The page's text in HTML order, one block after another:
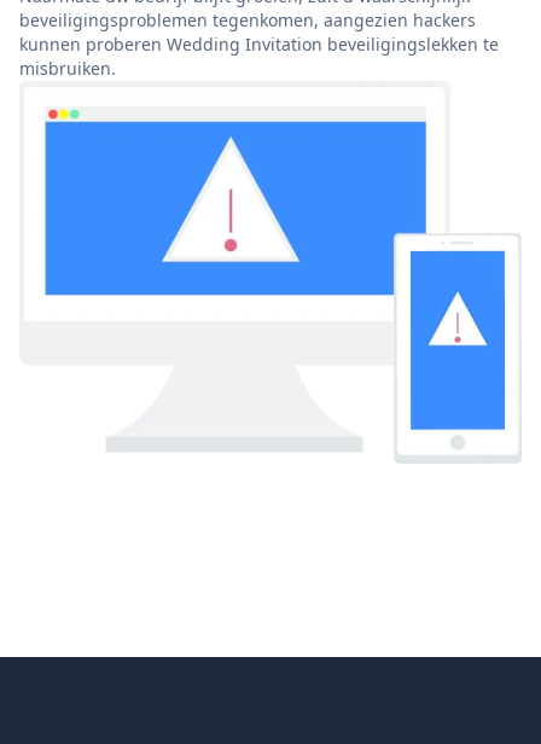
beveiligingsproblemen tegenkomen, aangezien hackers
kunnen proberen Wedding Invitation beveiligingslekken te
misbruiken.